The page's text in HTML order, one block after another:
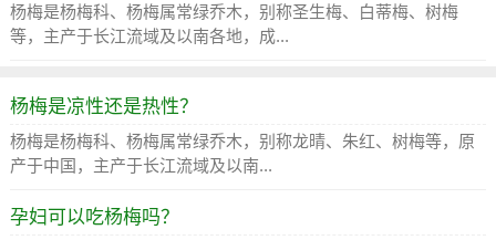
杨梅是杨梅科、杨梅属常绿乔木，别称圣生梅、白蒂梅、树梅
等，主产于长江流域及以南各地，成...
杨梅是凉性还是热性？
杨梅是杨梅科、杨梅属常绿乔木，别称龙晴、朱红、树梅等，原
产于中国，主产于长江流域及以南...
孕妇可以吃杨梅吗？